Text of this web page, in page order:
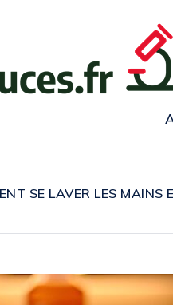
SE LAVER LES MAINS